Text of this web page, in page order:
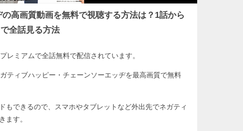
高画質動画を無料で視聴する方法は？1話から
全話見る方法
レミアムで全話無料で配信されています。
ティブハッピー・チェーンソーエッヂを最高画質で無料
もできるので、スマホやタブレットなど外出先でネガティ
ます。